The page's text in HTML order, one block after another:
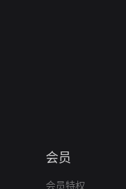
会员
会员特权